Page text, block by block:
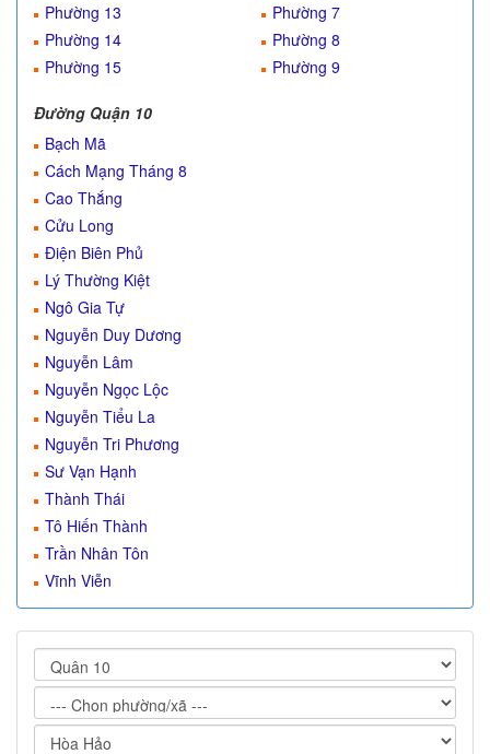
Phường 13
Phường 14
Phường 15
Phường 7
Phường 8
Phường 9
Đường Quận 10
Bạch Mã
Cách Mạng Tháng 8
Cao Thắng
Cửu Long
Điện Biên Phủ
Lý Thường Kiệt
Ngô Gia Tự
Nguyễn Duy Dương
Nguyễn Lâm
Nguyễn Ngọc Lộc
Nguyễn Tiểu La
Nguyễn Tri Phương
Sư Vạn Hạnh
Thành Thái
Tô Hiến Thành
Trần Nhân Tôn
Vĩnh Viễn